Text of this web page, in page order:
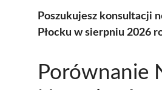
Poszukujesz konsultacji
Płocku w sierpniu 2026
Porównanie